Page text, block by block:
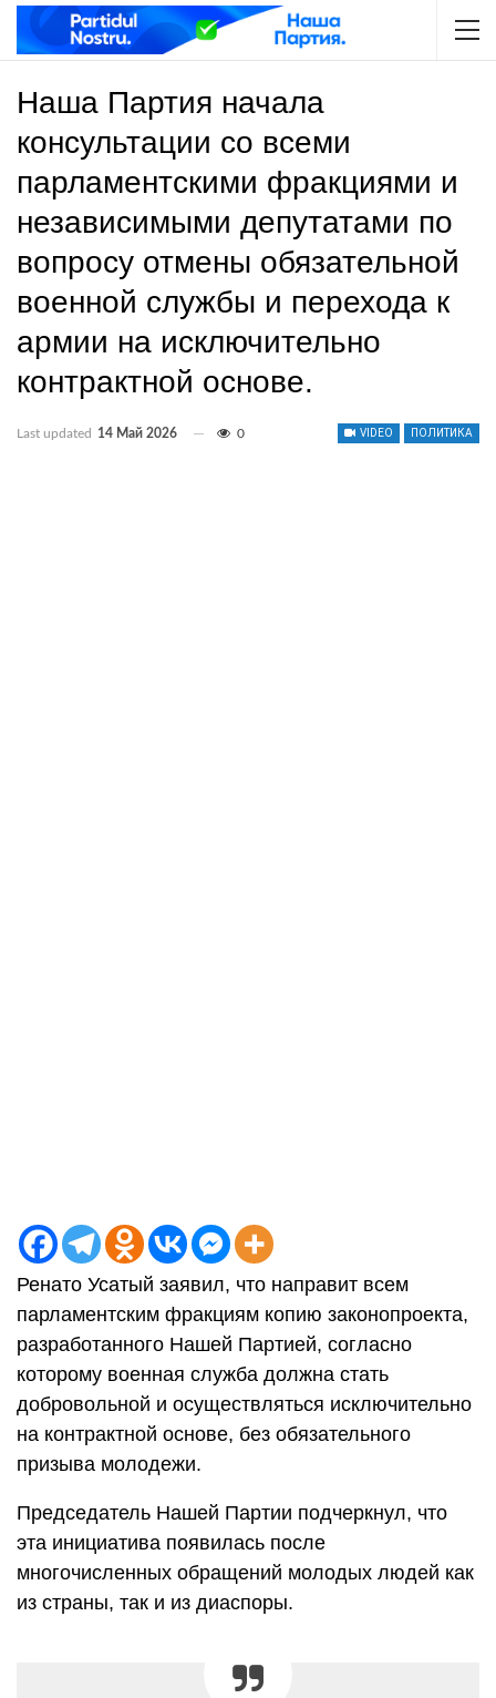
Наша Партия начала
консультации со всеми
парламентскими фракциями и
независимыми депутатами по
вопросу отмены обязательной
военной службы и перехода к
армии на исключительно
контрактной основе.
VIDEO ПОЛИТИКА
Last updated 14 Май 2026 0
Ренато Усатый заявил, что направит всем
парламентским фракциям копию законопроекта,
разработанного Нашей Партией, согласно
которому военная служба должна стать
добровольной и осуществляться исключительно
на контрактной основе, без обязательного
призыва молодежи.
Председатель Нашей Партии подчеркнул, что
эта инициатива появилась после
многочисленных обращений молодых людей как
из страны, так и из диаспоры.